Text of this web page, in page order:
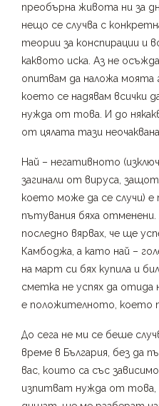
преобърна живота ни за
нещо се случва с
теории за конспирации и
каквото иска. Аз не
опитвам да наложа моята
което се надявам всички
нужда от това. И до
от цялата тази
Най – негативното
загинали от вируса,
което може да се случи) е
пътувания бяха отменени.
последно вярвах, че ще
Камбоджа, а като най –
на март си бях купила и
сметка не успях да отида
е положителното, което
До сега не ми се беше
време в България, без да
вас, които са със
изпитват нужда от това,